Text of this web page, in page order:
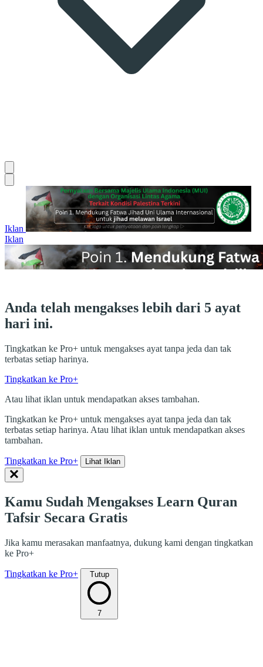
Iklan
Iklan
Anda telah mengakses lebih dari 5 ayat
hari ini.
Tingkatkan ke Pro+ untuk mengakses ayat tanpa jeda dan tak
terbatas setiap harinya.
Tingkatkan ke Pro+
Atau lihat iklan untuk mendapatkan akses tambahan.
Tingkatkan ke Pro+ untuk mengakses ayat tanpa jeda dan tak
terbatas setiap harinya. Atau lihat iklan untuk mendapatkan akses
tambahan.
Tingkatkan ke Pro+ Lihat Iklan
Kamu Sudah Mengakses Learn Quran
Tafsir Secara Gratis
Jika kamu merasakan manfaatnya, dukung kami dengan tingkatkan
ke Pro+
Tingkatkan ke Pro+ Tutup
7